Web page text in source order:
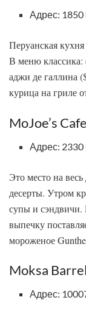
Адрес: 1850
Перуанская
В меню классика:
аджи де галлина
курица на гриле
MoJoe’s Cafe
Адрес: 2330
Это место на
десерты. Утром
супы и сэндвичи.
выпечку
мороженое
Moksa
Адрес: